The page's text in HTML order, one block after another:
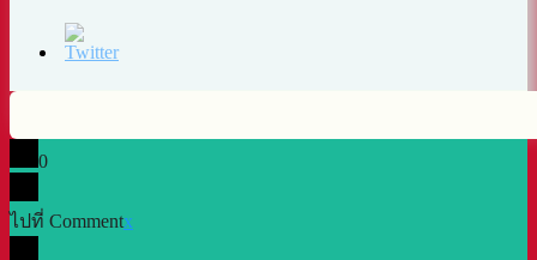
0
ไปที่ Commentx